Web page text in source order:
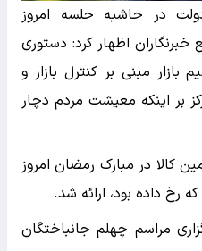
در حاشیه جلسه امروز
اظهار کرد: دستوری
مبنی بر کنترل بازار و
بر اینکه معیشت مردم دچار
کالا در مبارک رمضان امروز
رخ داده بود، ارائه شد.
مراسم چهلم جانباختگان